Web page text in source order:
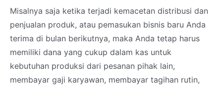
Misalnya saja ketika terjadi kemacetan distribusi dan
penjualan produk, atau pemasukan bisnis baru Anda
terima di bulan berikutnya, maka Anda tetap harus
memiliki dana yang cukup dalam kas untuk
kebutuhan produksi dari pesanan pihak lain,
membayar gaji karyawan, membayar tagihan rutin,